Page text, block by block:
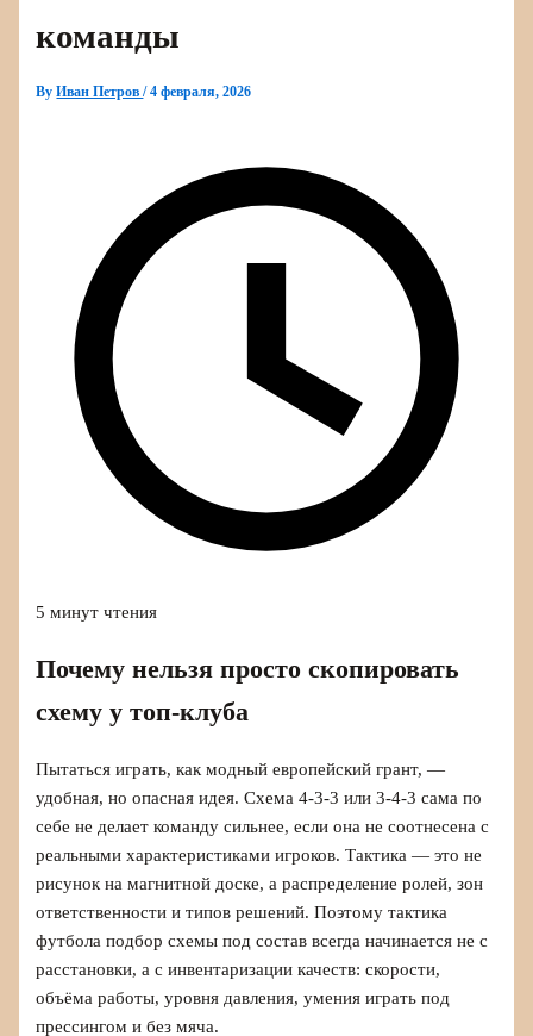
команды
ByИван Петров/4 февраля, 2026
5 минут чтения
Почему нельзя просто скопировать
схему у топ-клуба
Пытаться играть, как модный европейский грант, —
удобная, но опасная идея. Схема 4‑3‑3 или 3‑4‑3 сама по
себе не делает команду сильнее, если она не соотнесена с
реальными характеристиками игроков. Тактика — это не
рисунок на магнитной доске, а распределение ролей, зон
ответственности и типов решений. Поэтому тактика
футбола подбор схемы под состав всегда начинается не с
расстановки, а с инвентаризации качеств: скорости,
объёма работы, уровня давления, умения играть под
прессингом и без мяча.